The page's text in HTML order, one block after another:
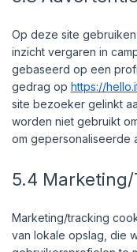
Op deze site
inzicht vergaren in
gebaseerd op een
gedrag op https://
site bezoeker gelinkt
worden niet gebruikt
om gepersonaliseerde
5.4
Marketing/tracking
van lokale opslag, die